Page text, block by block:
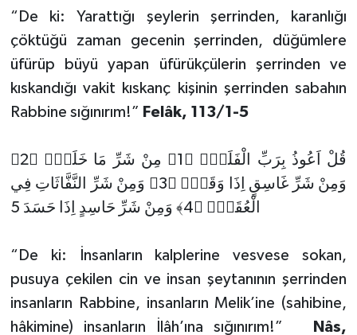
“De ki: Yarattığı şeylerin şerrinden, karanlığı
çöktüğü zaman gecenin şerrinden, düğümlere
üfürüp büyü yapan üfürükçülerin şerrinden ve
kıskandığı vakit kıskanç kişinin şerrinden sabahın
Rabbine sığınırım!” Felâk, 113/1-5
قُ
لْ اَعُوذُ بِرَبِّ الْفَلَقِۙ ﴿1﴾ مِنْ شَرِّ مَا خَلَقَۙ ﴿2﴾
وَمِنْ شَرِّ غَاسِقٍ اِذَا وَقَبَۙ ﴿3﴾ وَمِنْ شَرِّ النَّفَّاثَاتِ فِي
الْعُقَدِۙ ﴿4﴾ وَمِنْ شَرِّ حَاسِدٍ اِذَا حَسَدَ
5
“De ki: İnsanların kalplerine vesvese sokan,
pusuya çekilen cin ve insan şeytanının şerrinden
insanların Rabbine, insanların Melik’ine (sahibine,
hâkimine) insanların İlâh’ına sığınırım!”
Nâs,
Niğde Müftülüğü
Ordu Müftülüğü
Osmaniye Müftülüğü
Sakarya Müftülüğü
Samsun Müftülüğü
Siirt Müftülüğü
Sinop Müftülüğü